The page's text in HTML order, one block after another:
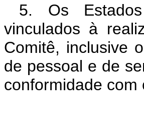
5. Os
vinculados à
Comitê, inclusive
de pessoal e de
conformidade com